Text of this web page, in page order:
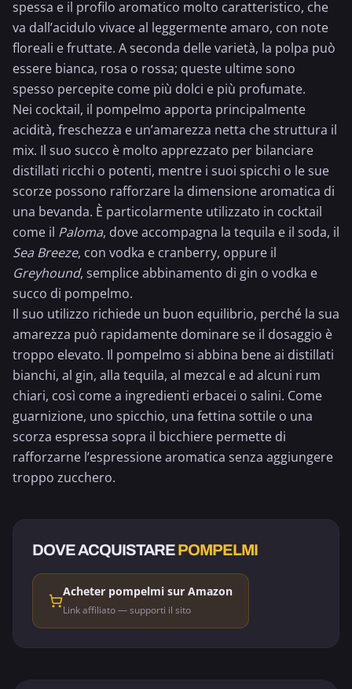
spessa e il profilo aromatico molto caratteristico, che
va dall’acidulo vivace al leggermente amaro, con note
floreali e fruttate. A seconda delle varietà, la polpa può
essere bianca, rosa o rossa; queste ultime sono
spesso percepite come più dolci e più profumate.
Nei cocktail, il pompelmo apporta principalmente
acidità, freschezza e un’amarezza netta che struttura il
mix. Il suo succo è molto apprezzato per bilanciare
distillati ricchi o potenti, mentre i suoi spicchi o le sue
scorze possono rafforzare la dimensione aromatica di
una bevanda. È particolarmente utilizzato in cocktail
come il Paloma, dove accompagna la tequila e il soda, il
Sea Breeze, con vodka e cranberry, oppure il
Greyhound, semplice abbinamento di gin o vodka e
succo di pompelmo.
Il suo utilizzo richiede un buon equilibrio, perché la sua
amarezza può rapidamente dominare se il dosaggio è
troppo elevato. Il pompelmo si abbina bene ai distillati
bianchi, al gin, alla tequila, al mezcal e ad alcuni rum
chiari, così come a ingredienti erbacei o salini. Come
guarnizione, uno spicchio, una fettina sottile o una
scorza espressa sopra il bicchiere permette di
rafforzarne l’espressione aromatica senza aggiungere
troppo zucchero.
DOVE ACQUISTAREPOMPELMI
Acheter pompelmi sur Amazon
Link affiliato — supporti il sito